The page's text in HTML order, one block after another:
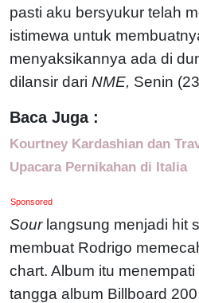
pasti aku bersyukur telah
istimewa untuk
menyaksikannya ada di
dilansir dari NME, Senin
Baca Juga :
Kourtney Kardashian dan
Upacara Pernikahan di Italia
Sponsored
Sourlangsung menjadi hit
membuat Rodrigo
chart. Album itu
tangga album Billboard